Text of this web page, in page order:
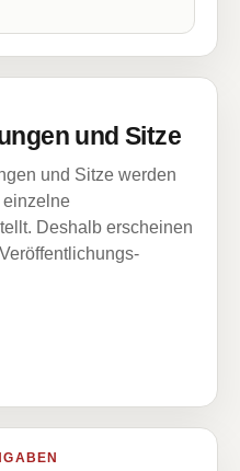
und Sitze
und Sitze werden
einzelne
Deshalb erscheinen